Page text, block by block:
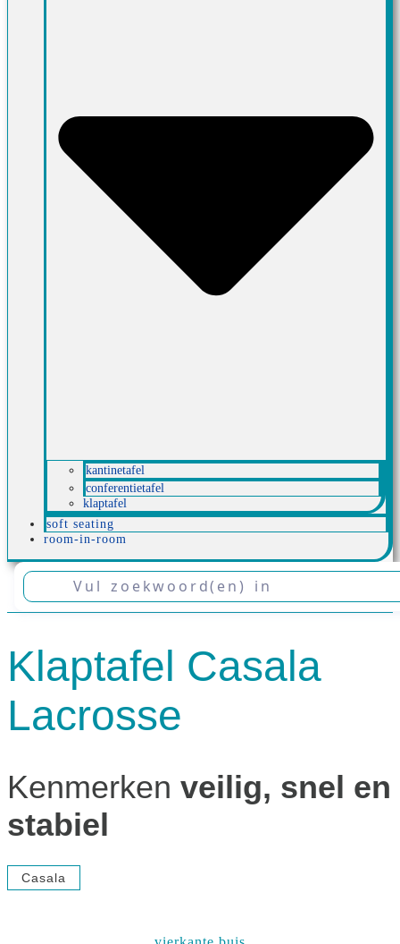
kantinetafel
conferentietafel
klaptafel
soft seating
room-in-room
Klaptafel Casala
Lacrosse
Kenmerken veilig, snel en
stabiel
Casala